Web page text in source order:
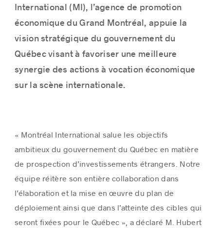
International (MI), l’agence de promotion
économique du Grand Montréal, appuie la
vision stratégique du gouvernement du
Québec visant à favoriser une meilleure
synergie des actions à vocation économique
sur la scène internationale.
« Montréal International salue les objectifs
ambitieux du gouvernement du Québec en matière
de prospection d’investissements étrangers. Notre
équipe réitère son entière collaboration dans
l’élaboration et la mise en œuvre du plan de
déploiement ainsi que dans l’atteinte des cibles qui
seront fixées pour le Québec », a déclaré M. Hubert